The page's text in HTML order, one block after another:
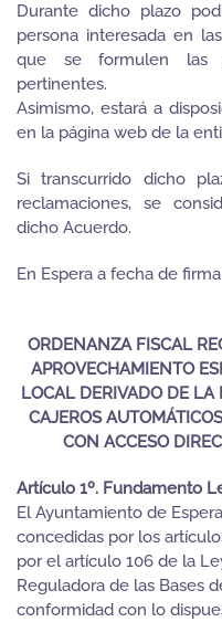
Durante dicho plazo
persona interesada en
que se formulen las
pertinentes.
Asimismo, estará a
en la página web de la
Si transcurrido dicho
reclamaciones, se
dicho Acuerdo.
En Espera a fecha de
ORDENANZA FISCAL
APROVECHAMIENTO
LOCAL DERIVADO DE
CAJEROS
CON ACCESO
Artículo 1º. Fundamento
El Ayuntamiento de
concedidas por los
por el artículo 106 de la
Reguladora de las Bases
conformidad con lo